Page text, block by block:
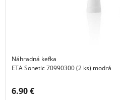
Náhradná kefka
ETA Sonetic 70990300 (2 ks) modrá
Cena s DPH:
6.90 €